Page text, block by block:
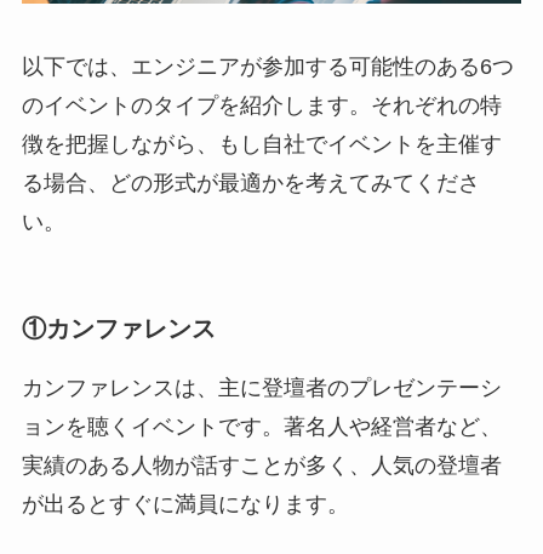
以下では、エンジニアが参加する可能性のある6つ
のイベントのタイプを紹介します。それぞれの特
徴を把握しながら、もし自社でイベントを主催す
る場合、どの形式が最適かを考えてみてくださ
い。
①カンファレンス
カンファレンスは、主に登壇者のプレゼンテーシ
ョンを聴くイベントです。著名人や経営者など、
実績のある人物が話すことが多く、人気の登壇者
が出るとすぐに満員になります。